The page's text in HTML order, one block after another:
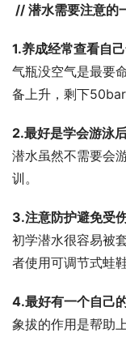
// 潜水需要注意的
1.养成经常查看自
气瓶没空气是最要
备上升，剩下50bar
2.最好是学会游泳
潜水虽然不需要会
训。
3.注意防护避免受
初学潜水很容易被
者使用可调节式蛙
4.最好有一个自己
象拔的作用是帮助